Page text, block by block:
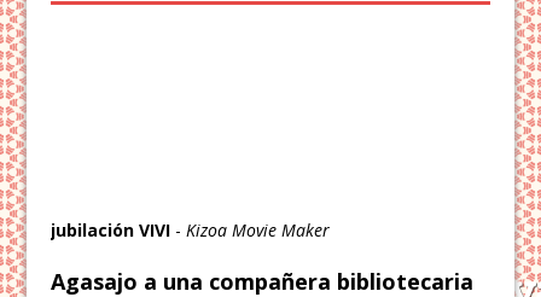
jubilación VIVI -Kizoa Movie Maker
Agasajo a una compañera bibliotecaria